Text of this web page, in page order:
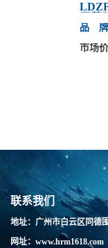
品 牌
市场
联系我们
地址：广州市白云区同德
网址：www.hrm1618.com